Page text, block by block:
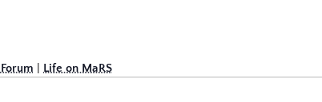
Life on MaRS